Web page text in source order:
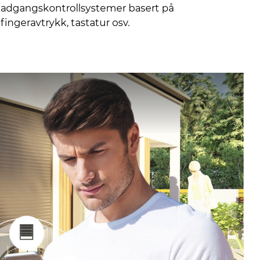
adgangskontrollsystemer basert på
fingeravtrykk, tastatur osv.